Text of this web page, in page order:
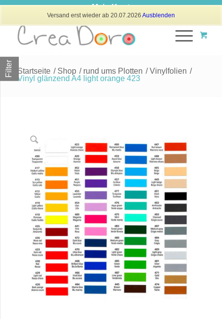
Mein Konto
Startseite / Shop / rund ums Plotten / Vinylfolien /
Vinyl glänzend A4 light orange 423
Filter
Versand erst wieder ab 20.07.2026 Ausblenden